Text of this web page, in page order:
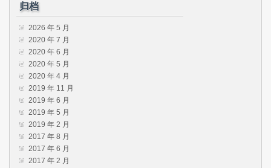
归档
2026 年 5 月
2020 年 7 月
2020 年 6 月
2020 年 5 月
2020 年 4 月
2019 年 11 月
2019 年 6 月
2019 年 5 月
2019 年 2 月
2017 年 8 月
2017 年 6 月
2017 年 2 月